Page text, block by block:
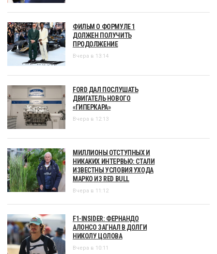
ФИЛЬМ О ФОРМУЛЕ 1
ДОЛЖЕН ПОЛУЧИТЬ
ПРОДОЛЖЕНИЕ
Вчера в 13:14
FORD ДАЛ ПОСЛУШАТЬ
ДВИГАТЕЛЬ НОВОГО
«ГИПЕРКАРА»
Вчера в 12:13
МИЛЛИОНЫ ОТСТУПНЫХ И
НИКАКИХ ИНТЕРВЬЮ: СТАЛИ
ИЗВЕСТНЫ УСЛОВИЯ УХОДА
МАРКО ИЗ RED BULL
Вчера в 11:12
F1-INSIDER: ФЕРНАНДО
АЛОНСО ЗАГНАЛ В ДОЛГИ
НИКОЛУ ЦОЛОВА
Вчера в 10:11